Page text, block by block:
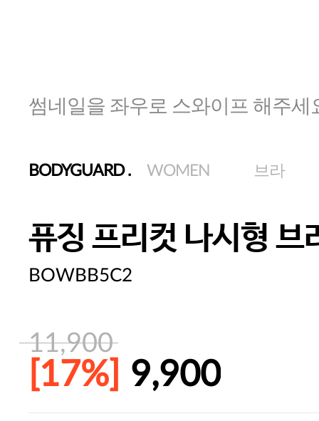
썸네일을 좌우로 스와이프 해주세
BODYGUARD. WOMEN 브라
퓨징 프리컷 나시형 브
BOWBB5C2
11,900
[17%] 9,900